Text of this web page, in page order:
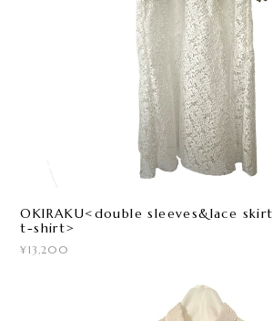
OKIRAKU<double sleeves&lace
t-shirt>
¥13,200